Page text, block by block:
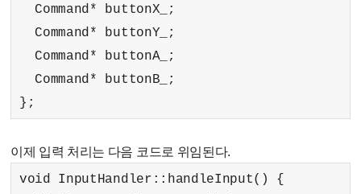
Command* buttonX_;
Command* buttonY_;
Command* buttonA_;
Command* buttonB_;
};
이제 입력 처리는 다음 코드로 위임된다.
void InputHandler::handleInput() {